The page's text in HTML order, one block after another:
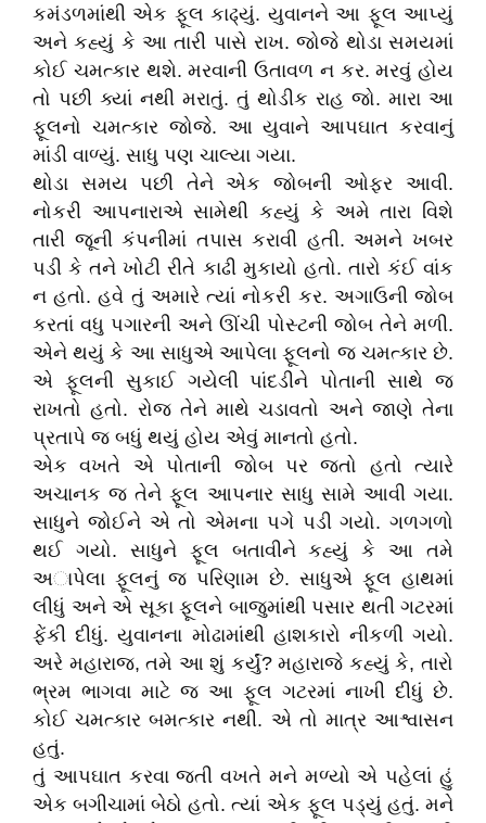
કમંડળમાંથી એક ફૂલ કાઢ્યું. યુવાનને આ ફૂલ આપ્યું
અને કહ્યું કે આ તારી પાસે રાખ. જોજે થોડા સમયમાં
કોઈ ચમત્કાર થશે. મરવાની ઉતાવળ ન કર. મરવું હોય
તો પછી ક્યાં નથી મરાતું. તું થોડીક રાહ જો. મારા આ
ફૂલનો ચમત્કાર જોજે. આ યુવાને આપઘાત કરવાનું
માંડી વાળ્યું. સાધુ પણ ચાલ્યા ગયા.
થોડા સમય પછી તેને એક જોબની ઓફર આવી.
નોકરી આપનારાએ સામેથી કહ્યું કે અમે તારા વિશે
તારી જૂની કંપનીમાં તપાસ કરાવી હતી. અમને ખબર
પડી કે તને ખોટી રીતે કાઢી મુકાયો હતો. તારો કંઈ વાંક
ન હતો. હવે તું અમારે ત્યાં નોકરી કર. અગાઉની જોબ
કરતાં વધુ પગારની અને ઊંચી પોસ્ટની જોબ તેને મળી.
એને થયું કે આ સાધુએ આપેલા ફૂલનો જ ચમત્કાર છે.
એ ફૂલની સુકાઈ ગયેલી પાંદડીને પોતાની સાથે જ
રાખતો હતો. રોજ તેને માથે ચડાવતો અને જાણે તેના
પ્રતાપે જ બધું થયું હોય એવું માનતો હતો.
એક વખતે એ પોતાની જોબ પર જતો હતો ત્યારે
અચાનક જ તેને ફૂલ આપનાર સાધુ સામે આવી ગયા.
સાધુને જોઈને એ તો એમના પગે પડી ગયો. ગળગળો
થઈ ગયો. સાધુને ફૂલ બતાવીને કહ્યું કે આ તમે
અાપેલા ફૂલનું જ પરિણામ છે. સાધુએ ફૂલ હાથમાં
લીધું અને એ સૂકા ફૂલને બાજુમાંથી પસાર થતી ગટરમાં
ફેંકી દીધું. યુવાનના મોઢામાંથી હાશકારો નીકળી ગયો.
અરે મહારાજ, તમે આ શું કર્યું? મહારાજે કહ્યું કે, તારો
ભ્રમ ભાગવા માટે જ આ ફૂલ ગટરમાં નાખી દીધું છે.
કોઈ ચમત્કાર બમત્કાર નથી. એ તો માત્ર આશ્વાસન
હતું.
તું આપઘાત કરવા જતી વખતે મને મળ્યો એ પહેલાં હું
એક બગીચામાં બેઠો હતો. ત્યાં એક ફૂલ પડ્યું હતું. મને